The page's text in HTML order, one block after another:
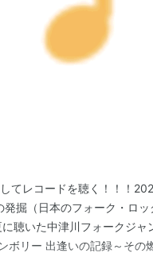
てレコードを聴く！！！
掘（日本のフォーク・ロッ
聴いた中津川フォークジャ
ボリー 出逢いの記録～その